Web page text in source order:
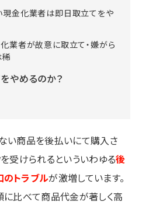
現金化業者は即日取立てをや
業者が故意に取立て・嫌がら
やめるのか？
い商品を後払いにて購入さ
受けられるといういわゆる後
トラブルが激増しています。
に比べて商品代金が著しく高